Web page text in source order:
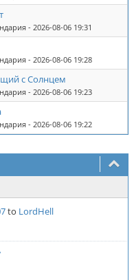
- 2026-08-06 19:31
- 2026-08-06 19:28
с Солнцем
- 2026-08-06 19:23
- 2026-08-06 19:22
to LordHell